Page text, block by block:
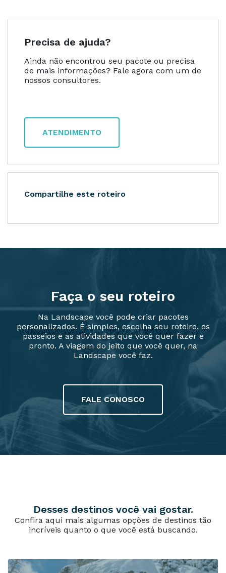
Precisa de ajuda?
Ainda não encontrou seu pacote ou precisa
de mais informações? Fale agora com um de
nossos consultores.
ATENDIMENTO
Compartilhe este roteiro
Faça o seu roteiro
Na Landscape você pode criar pacotes
personalizados. É simples, escolha seu roteiro, os
passeios e as atividades que você quer fazer e
pronto. A viagem do jeito que você quer, na
Landscape você faz.
FALE CONOSCO
Desses destinos você vai gostar.
Confira aqui mais algumas opções de destinos tão
incríveis quanto o que você está buscando.